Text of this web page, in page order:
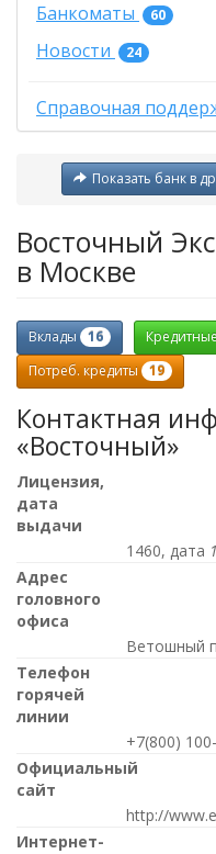
Банкоматы 60
Новости 24
Справочная
Показать банк в
Восточный
в Москве
Вклады 16
Потреб. кредиты 19
Контактная
«Восточный»
Лицензия,
дата
выдачи
1460, дата
Адрес
головного
офиса
Ветошный
Телефон
горячей
линии
+7(800)
Официальный
сайт
http://
Интернет-